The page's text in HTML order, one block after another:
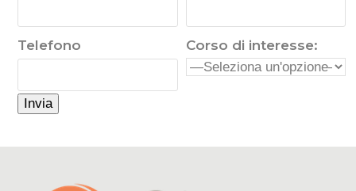
Telefono Corso di interesse: